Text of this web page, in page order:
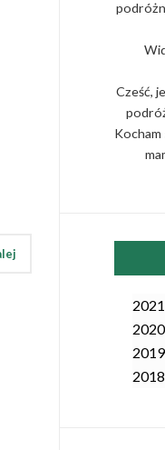
Cześć,
2021
2020
2019
2018